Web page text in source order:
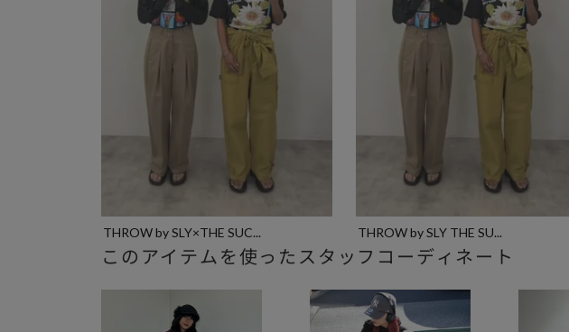
THROW by SLY×THE SUC... THROW by SLY THE SU...
このアイテムを使ったスタッフコーディネート